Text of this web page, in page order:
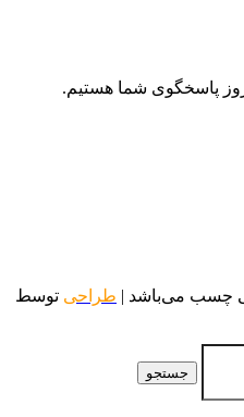
چسب می‌باشد | طراحی توسط
جستجو